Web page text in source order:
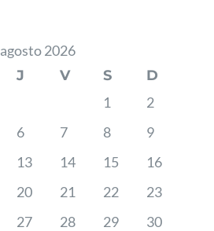
agosto 2026
J V S
D
1
2
6 7 8
9
13 14 15
16
20 21 22
23
27 28 29
30